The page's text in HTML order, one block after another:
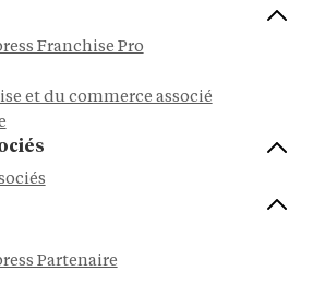
Franchise Pro
et du commerce associé
Partenaire